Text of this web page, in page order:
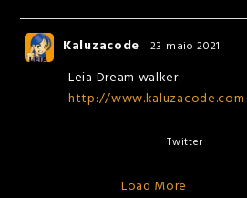
Kaluzacode 23 maio 2021
Leia Dream walker:
http://www.kaluzacode.com
Twitter
Load More